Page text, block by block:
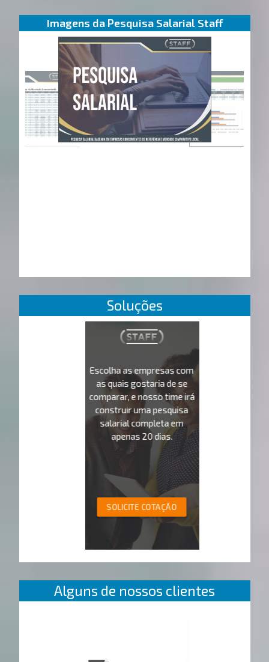
Imagens da Pesquisa Salarial Staff
Soluções
Escolha as empresas com
as quais gostaria de se
comparar, e nosso time irá
construir uma pesquisa
salarial completa em
apenas 20 dias.
SOLICITE COTAÇÃO
Alguns de nossos clientes